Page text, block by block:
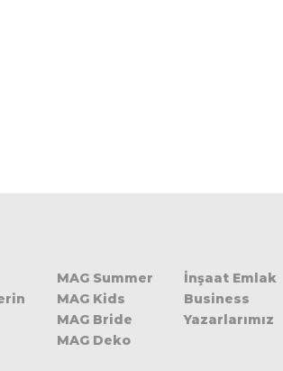
MAG Summer
MAG Kids
MAG Bride
MAG Deko
İnşaat Emlak
Business
Yazarlarımız